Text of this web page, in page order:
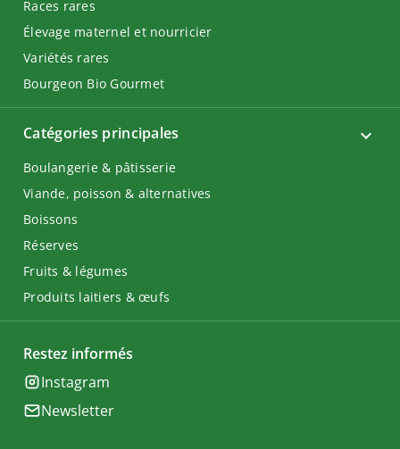
Catégories principales
Boulangerie & pâtisserie
Viande, poisson & alternatives
Boissons
Réserves
Fruits & légumes
Produits laitiers & œufs
Races rares
Élevage maternel et nourricier
Variétés rares
Bourgeon Bio Gourmet
Restez informés
Instagram
Newsletter